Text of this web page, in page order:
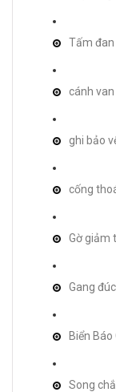
Tấm
cánh
ghi bảo
cống
Gờ giảm
Gang
Biển
Song